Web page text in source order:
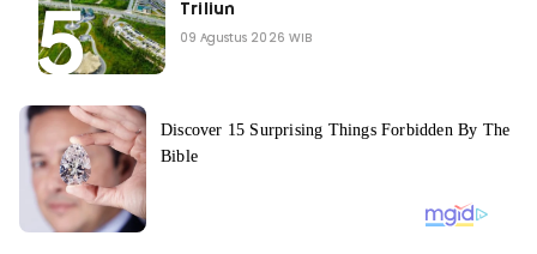
Triliun
09 Agustus 2026 WIB